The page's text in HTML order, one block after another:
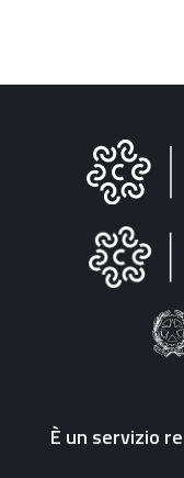
"Fattura
È un servizio